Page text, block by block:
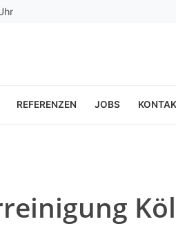
REFERENZEN JOBS